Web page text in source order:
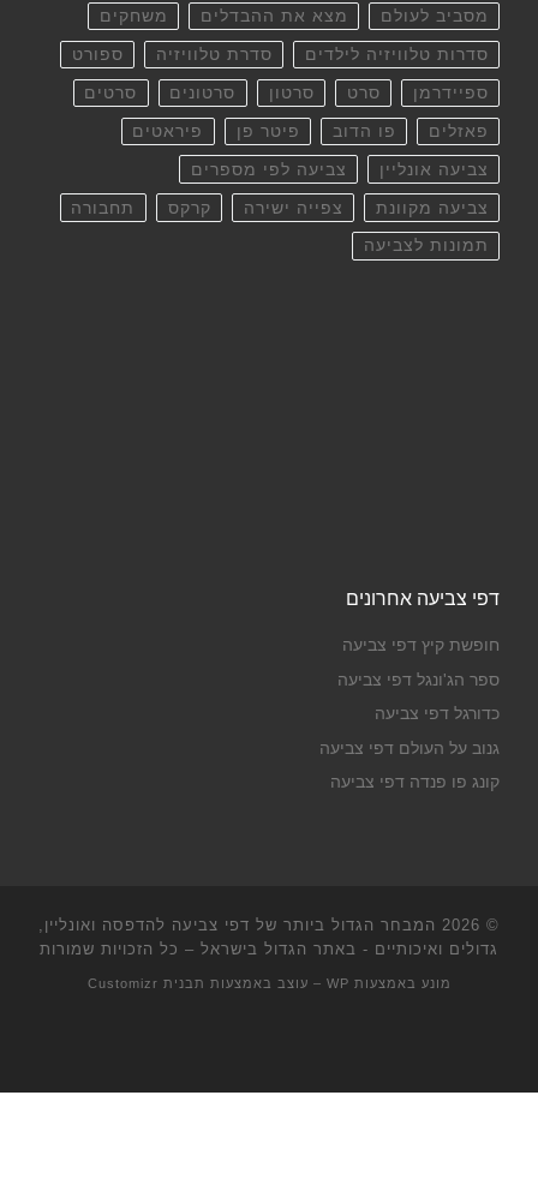
מסביב לעולם מצא את ההבדלים משחקים
סדרות טלוויזיה לילדים סדרת טלוויזיה ספורט
ספיידרמן סרט סרטון סרטונים סרטים
פאזלים פו הדוב פיטר פן פיראטים
צביעה אונליין צביעה לפי מספרים
צביעה מקוונת צפייה ישירה קרקס תחבורה
תמונות לצביעה
דפי צביעה אחרונים
חופשת קיץ דפי צביעה
ספר הג'ונגל דפי צביעה
כדורגל דפי צביעה
גנוב על העולם דפי צביעה
קונג פו פנדה דפי צביעה
© 2026
המבחר הגדול ביותר של דפי צביעה להדפסה ואונליין,
גדולים ואיכותיים - באתר הגדול בישראל – כל הזכויות שמורות
מונע באמצעות WP – עוצב באמצעות תבנית Customizr